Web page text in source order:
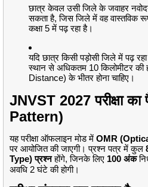
छात्र केवल उसी जिले के जवाहर
सकता है, जिस जिले में वह वास्तविक
कक्षा 5 में पढ़ रहा है।
यदि छात्र किसी पड़ोसी जिले में पढ़
स्थान से अधिकतम 10 किलोमीटर की
Distance) के भीतर होना चाहिए।
JNVST 2027 परीक्षा
Pattern)
यह परीक्षा ऑफलाइन मोड में OMR
पर आयोजित की जाएगी।प्रश्न पत्र में कुल
Type) प्रश्नहोंगे, जिनके लिए 100 अंक
अवधि 2 घंटे की होगी।